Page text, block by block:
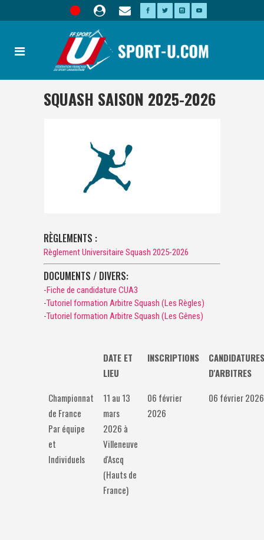
SQUASH SAISON 2025-2026
RÈGLEMENTS :
Règlement Universitaire Squash 2025-2026
DOCUMENTS / DIVERS:
-Fiche de candidature CUA3
-Tutoriel formation Arbitre Squash (Les Règles)
-Tutoriel formation Arbitre Squash (Les Gênes)
DATE ET
LIEU
INSCRIPTIONS
CANDIDATURES
D'ARBITRES
Championnat
de France
Par équipe
et
Individuels
11 au 13
mars
2026 à
Villeneuve
d'Ascq
(Hauts de
France)
06 février
2026
06 février 2026